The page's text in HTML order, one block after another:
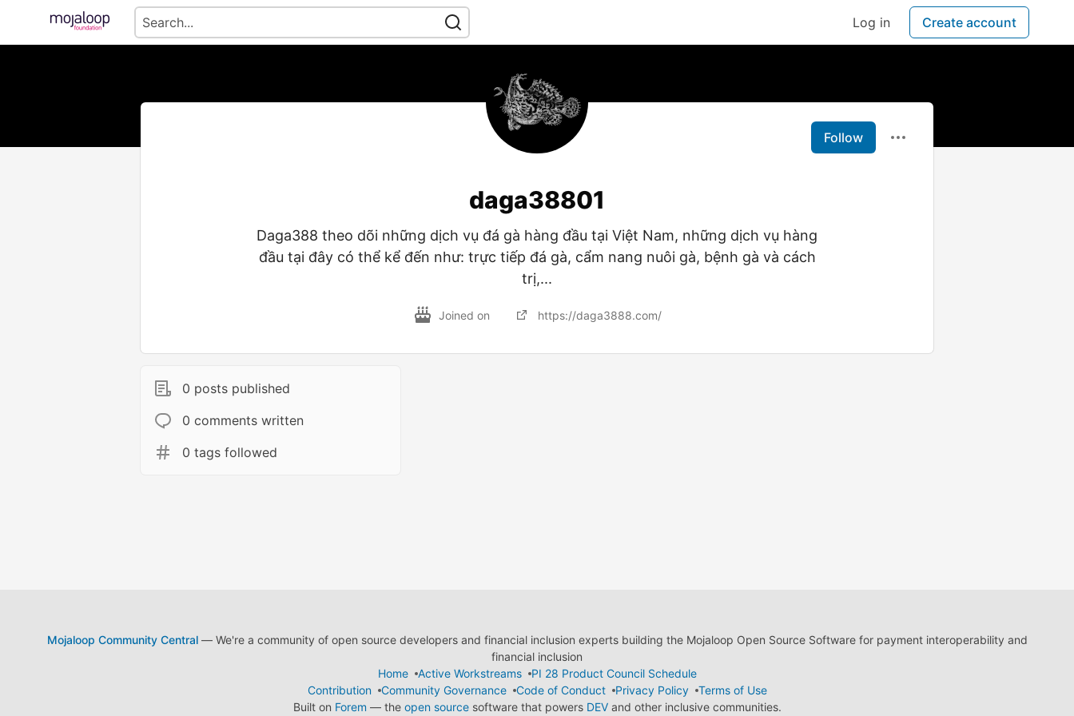
Log in Create account
Follow
daga38801
Daga388 theo dõi những dịch vụ đá gà hàng đầu tại Việt Nam, những dịch vụ hàng
đầu tại đây có thể kể đến như: trực tiếp đá gà, cẩm nang nuôi gà, bệnh gà và cách
trị,...
Joined on https://daga3888.com/
0 posts published
0 comments written
0 tags followed
Mojaloop Community Central— We're a community of open source developers and financial inclusion experts building the Mojaloop Open Source Software for payment interoperability and
financial inclusion
Home
Active Workstreams
PI 28 Product Council Schedule
Contribution
Community Governance Code of Conduct Privacy Policy
Terms of Use
Built on Forem — the open sourcesoftware that powers DEVand other inclusive communities.